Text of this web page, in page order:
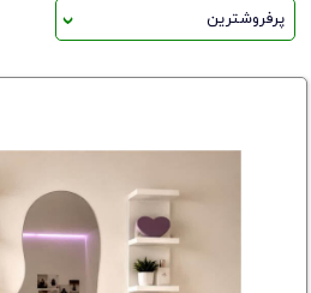
پرفروشترین